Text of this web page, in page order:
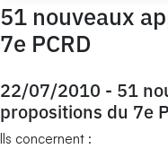
51 nouveaux
7e PCRD
22/07/2010 - 51
propositions du 7e
Ils concernent :